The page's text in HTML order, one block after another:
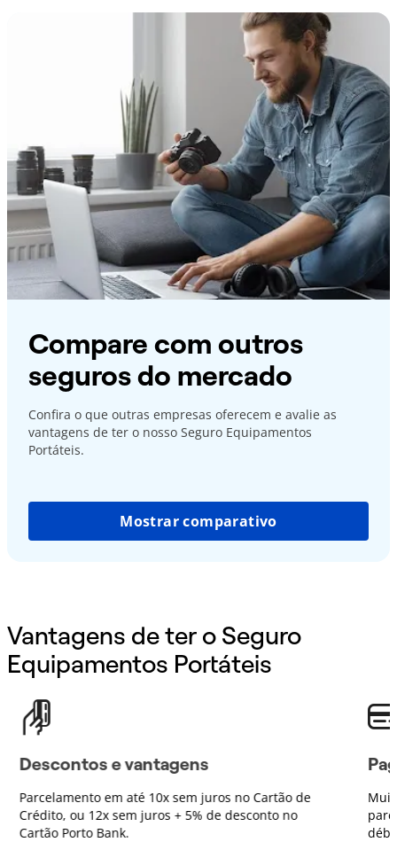
Compare com outros
seguros do mercado
Confira o que outras empresas oferecem e avalie as
vantagens de ter o nosso Seguro Equipamentos
Portáteis.
Mostrar comparativo
Vantagens de ter o Seguro
Equipamentos Portáteis
Descontos e vantagens
Parcelamento em até 10x sem juros no Cartão de
Crédito, ou 12x sem juros + 5% de desconto no
Cartão Porto Bank.